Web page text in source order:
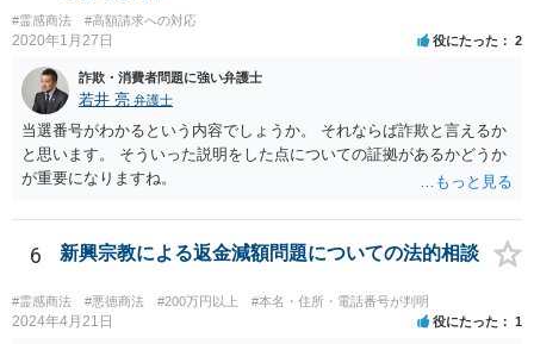
#霊感商法 #高額請求への対応
2020年1月27日 役にたった 2
詐欺・消費者問題に強い弁護士
若井 亮 弁護士
当選番号がわかるという内容でしょうか。 それならば詐欺と言えるか
と思います。 そういった説明をした点についての証拠があるかどうか
が重要になりますね。
6 新興宗教による返金減額問題についての法的相談
#霊感商法 #悪徳商法 #200万円以上 #本名・住所・電話番号が判明
2024年4月21日 役にたった 1